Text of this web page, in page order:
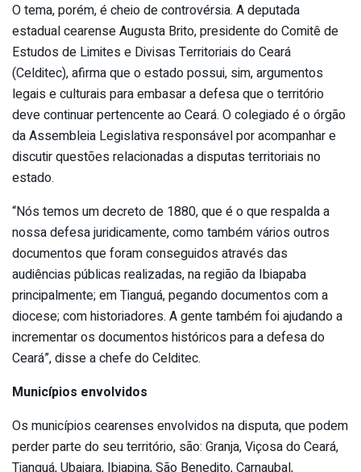
O tema, porém, é cheio de controvérsia. A deputada
estadual cearense Augusta Brito, presidente do Comitê de
Estudos de Limites e Divisas Territoriais do Ceará
(Celditec), afirma que o estado possui, sim, argumentos
legais e culturais para embasar a defesa que o território
deve continuar pertencente ao Ceará. O colegiado é o órgão
da Assembleia Legislativa responsável por acompanhar e
discutir questões relacionadas a disputas territoriais no
estado.
“Nós temos um decreto de 1880, que é o que respalda a
nossa defesa juridicamente, como também vários outros
documentos que foram conseguidos através das
audiências públicas realizadas, na região da Ibiapaba
principalmente; em Tianguá, pegando documentos com a
diocese; com historiadores. A gente também foi ajudando a
incrementar os documentos históricos para a defesa do
Ceará”, disse a chefe do Celditec.
Municípios envolvidos
Os municípios cearenses envolvidos na disputa, que podem
perder parte do seu território, são: Granja, Viçosa do Ceará,